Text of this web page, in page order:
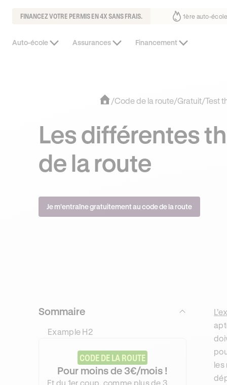
FINANCEZ VOTRE PERMIS EN 4X SANS FRAIS.
déjà confiance 30% moins chère que l’auto-école de votre
Auto-école Assurances Financement
/Code de la route/Gratuit/Test
Les différentes
de la route
Je m'entraîne gratuitement au code de la route
Sommaire
Example H2
CODE DE LA ROUTE
Pour moins de 3€/mois !
Et du 1er coup, comme plus de 3
les